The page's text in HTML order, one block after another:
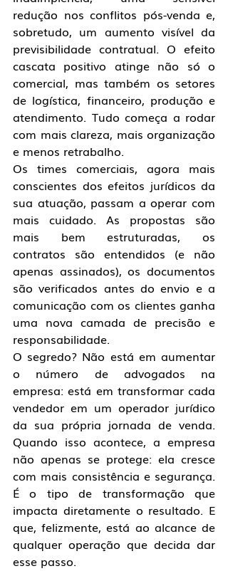
redução nos conflitos pós-venda e,
sobretudo, um aumento visível da
previsibilidade contratual. O efeito
cascata positivo atinge não só o
comercial, mas também os setores
de logística, financeiro, produção e
atendimento. Tudo começa a rodar
com mais clareza, mais organização
e menos retrabalho.
Os times comerciais, agora mais
conscientes dos efeitos jurídicos da
sua atuação, passam a operar com
mais cuidado. As propostas são
mais bem estruturadas, os
contratos são entendidos (e não
apenas assinados), os documentos
são verificados antes do envio e a
comunicação com os clientes ganha
uma nova camada de precisão e
responsabilidade.
O segredo? Não está em aumentar
o número de advogados na
empresa: está em transformar cada
vendedor em um operador jurídico
da sua própria jornada de venda.
Quando isso acontece, a empresa
não apenas se protege: ela cresce
com mais consistência e segurança.
É o tipo de transformação que
impacta diretamente o resultado. E
que, felizmente, está ao alcance de
qualquer operação que decida dar
esse passo.